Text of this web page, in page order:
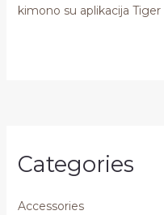
Categories
Accessories
kimono su aplikacija Tiger